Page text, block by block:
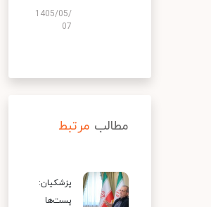
1405/05/
07
مطالب مرتبط
پزشکیان:
پست‌ها